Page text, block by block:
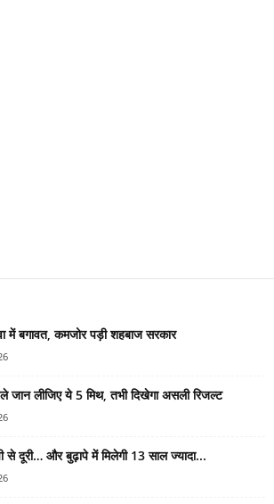
में बगावत, कमजोर पड़ी शहबाज सरकार
लीजिए ये 5 मिथ, तभी दिखेगा असली रिजल्ट
से दूरी… और बुढ़ापे में मिलेगी 13 साल ज्यादा...